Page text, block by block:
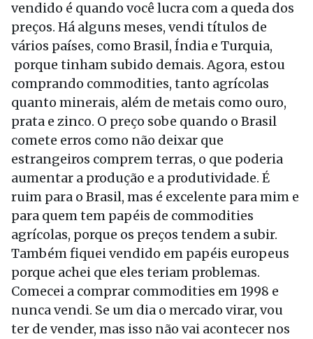
vendido é quando você lucra com a queda dos
preços. Há alguns meses, vendi títulos de
vários países, como Brasil, Índia e Turquia,
porque tinham subido demais. Agora, estou
comprando commodities, tanto agrícolas
quanto minerais, além de metais como ouro,
prata e zinco. O preço sobe quando o Brasil
comete erros como não deixar que
estrangeiros comprem terras, o que poderia
aumentar a produção e a produtividade. É
ruim para o Brasil, mas é excelente para mim e
para quem tem papéis de commodities
agrícolas, porque os preços tendem a subir.
Também fiquei vendido em papéis europeus
porque achei que eles teriam problemas.
Comecei a comprar commodities em 1998 e
nunca vendi. Se um dia o mercado virar, vou
ter de vender, mas isso não vai acontecer nos